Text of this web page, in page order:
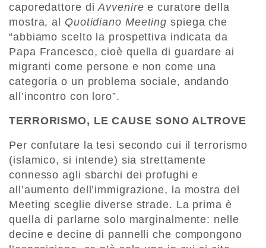
caporedattore diAvvenire e curatore della
mostra, al Quotidiano Meeting spiega che
“abbiamo scelto la prospettiva indicata da
Papa Francesco, cioè quella di guardare ai
migranti come persone e non come una
categoria o un problema sociale, andando
all’incontro con loro”.
TERRORISMO, LE CAUSE SONO ALTROVE
Per confutare la tesi secondo cui il terrorismo
(islamico, si intende) sia strettamente
connesso agli sbarchi dei profughi e
all’aumento dell’immigrazione, la mostra del
Meeting sceglie diverse strade. La prima è
quella di parlarne solo marginalmente: nelle
decine e decine di pannelli che compongono